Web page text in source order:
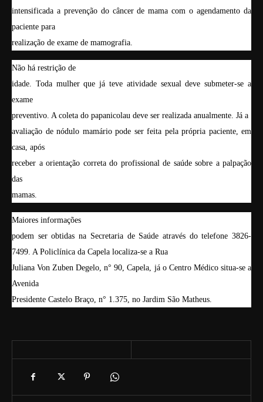
intensificada a prevenção do câncer de mama com o agendamento da
paciente para
realização de exame de mamografia.
Não há restrição de
idade. Toda mulher que já teve atividade sexual deve submeter-se a
exame
preventivo. A coleta do papanicolau deve ser realizada anualmente. Já a
avaliação de nódulo mamário pode ser feita pela própria paciente, em
casa, após
receber a orientação correta do profissional de saúde sobre a palpação
das
mamas.
Maiores informações
podem ser obtidas na Secretaria de Saúde através do telefone 3826-
7499. A Policlínica da Capela localiza-se a Rua
Juliana Von Zuben Degelo, n° 90, Capela, já o Centro Médico situa-se a
Avenida
Presidente Castelo Braço, n° 1.375, no Jardim São Matheus.